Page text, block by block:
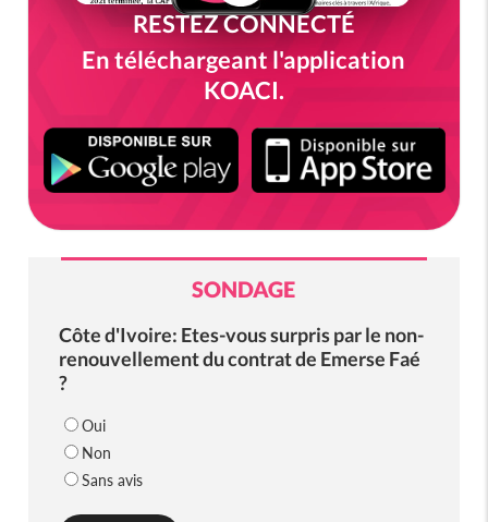
RESTEZ CONNECTÉ
En téléchargeant l'application
KOACI.
SONDAGE
Côte d'Ivoire: Etes-vous surpris par le non-
renouvellement du contrat de Emerse Faé
?
Oui
Non
Sans avis